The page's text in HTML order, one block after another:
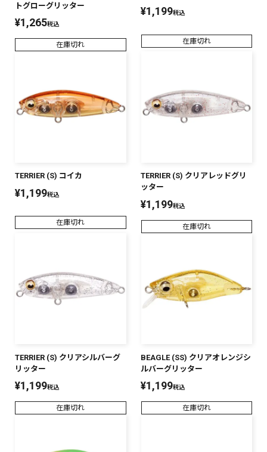
トグローグリッター
¥1,265税込
在庫切れ
¥1,199税込
在庫切れ
TERRIER (S) コイカ
¥1,199税込
在庫切れ
TERRIER (S) クリアレッドグリ
ッター
¥1,199税込
在庫切れ
TERRIER (S) クリアシルバーグ
リッター
¥1,199税込
在庫切れ
BEAGLE (SS) クリアオレンジシ
ルバーグリッター
¥1,199税込
在庫切れ